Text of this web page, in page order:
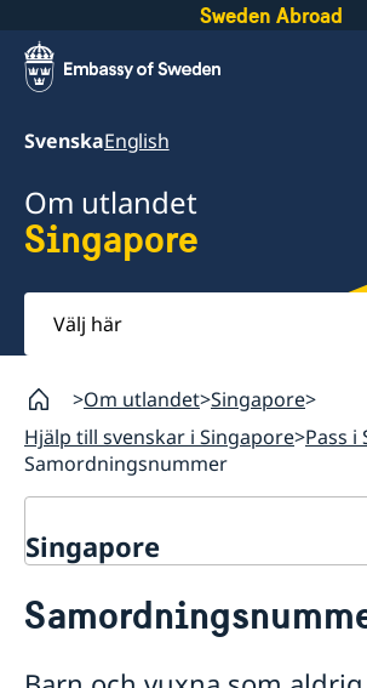
Sweden Abroad
SvenskaEnglish
Om utlandet
Singapore
Välj
här
Om utlandet Singapore
Hjälp till svenskar i Singapore Pass i
Samordningsnummer
Singapore
Hjälp till svenskar i Singapore